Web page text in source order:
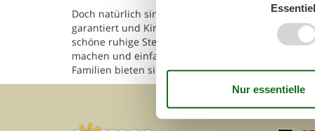
Doch natürlich sind es vor allem die Strände der
garantiert und Kinder können unbeschwert
schöne ruhige Stellen, die dazu einladen ein
machen und einfach die Sonne zu genießen.
Familien bieten sich auch gemeinsame